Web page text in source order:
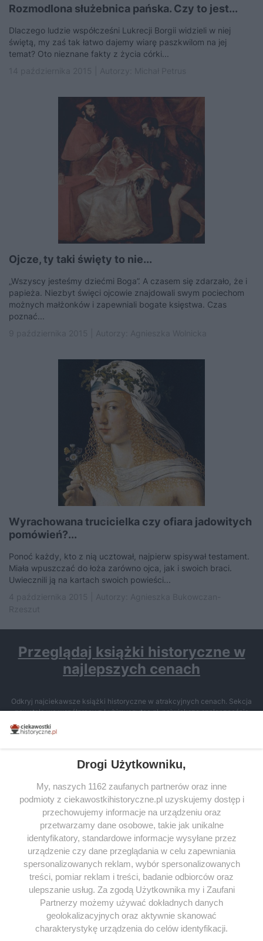
Rozmodlona służebnica pańska. Czy to jest...
Dlaczego ludzie współcześni Lukrecji Borgii widzieli w niej
świętą, my zaś tak łatwo dajemy wiarę paszkwilom na jej
temat? Oto nieznane fakty z życia córki...
Ojcze, ty taki święty to nie...
„Wszyscy jesteśmy dziećmi Boga”. A czasem się zdarzało, że i
papieża. Niezbyt święci ojcowie znajdowali swym pociechom
możnych małżonków i zapewniali bogate księstwa. Czas
poznać...
Wyrachowana trucicielka czy ofiara jadowitych
pomówień?...
Ponoć każdy, kto z nią ucztował, najpierw spisywał testament.
Miała wpuszczać do łoża zarówno ojca, jak i swoich braci.
Uwiecznili ją na kartach swoich powieści...
Przeglądaj książki historyczne w
najlepszych cenach
Odkryj najciekawsze książki historyczne w atrakcyjnych cenach. Sekcja
powstała we współpracy z Lubimyczytac.pl, największą społecznością
miłośników literatury w Polsce – dzięki temu możesz wybierać spośród
tytułów najwyżej ocenianych przez czytelników.
SERWIS
SPOŁECZNOŚĆ
WSPÓŁPRACA
KONTAKT
ODWIEDŹ RÓWNIEŻ:
Drogi Użytkowniku,
My, naszych 1162 zaufanych partnerów oraz inne
podmioty z ciekawostkihistoryczne.pl uzyskujemy dostęp i
przechowujemy informacje na urządzeniu oraz
przetwarzamy dane osobowe, takie jak unikalne
identyfikatory, standardowe informacje wysyłane przez
urządzenie czy dane przeglądania w celu zapewniania
spersonalizowanych reklam, wybór spersonalizowanych
treści, pomiar reklam i treści, badanie odbiorców oraz
ulepszanie usług. Za zgodą Użytkownika my i Zaufani
Partnerzy możemy używać dokładnych danych
geolokalizacyjnych oraz aktywnie skanować
charakterystykę urządzenia do celów identyfikacji.